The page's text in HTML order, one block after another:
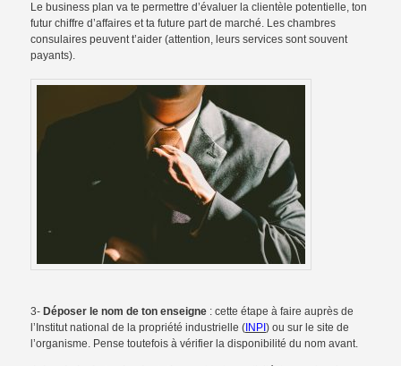
Le business plan va te permettre d’évaluer la clientèle potentielle, ton
futur chiffre d’affaires et ta future part de marché. Les chambres
consulaires peuvent t’aider (attention, leurs services sont souvent
payants).
3-Déposer le nom de ton enseigne : cette étape à faire auprès de
l’Institut national de la propriété industrielle (INPI) ou sur le site de
l’organisme. Pense toutefois à vérifier la disponibilité du nom avant.